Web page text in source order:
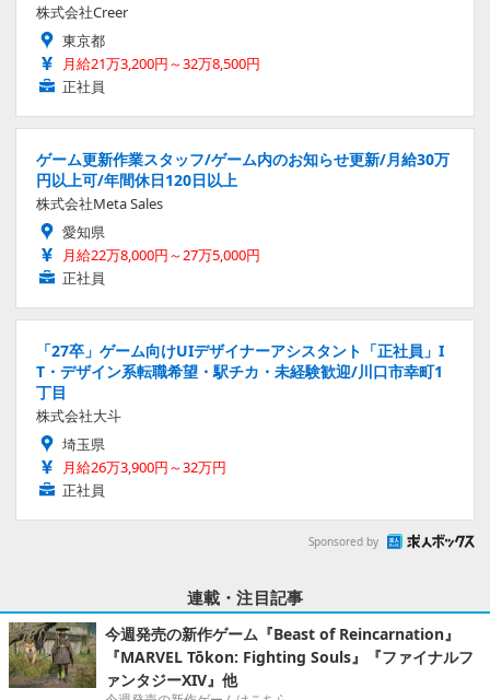
株式会社Creer
東京都
月給21万3,200円～32万8,500円
正社員
ゲーム更新作業スタッフ/ゲーム内のお知らせ更新/月給30万
円以上可/年間休日120日以上
株式会社Meta Sales
愛知県
月給22万8,000円～27万5,000円
正社員
「27卒」ゲーム向けUIデザイナーアシスタント「正社員」I
T・デザイン系転職希望・駅チカ・未経験歓迎/川口市幸町1
丁目
株式会社大斗
埼玉県
月給26万3,900円～32万円
正社員
Sponsored by
連載・注目記事
今週発売の新作ゲーム『Beast of Reincarnation』
『MARVEL Tōkon: Fighting Souls』『ファイナルフ
ァンタジーXIV』他